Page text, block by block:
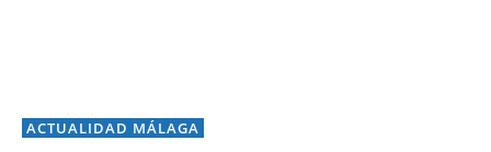
ACTUALIDAD MÁLAGA